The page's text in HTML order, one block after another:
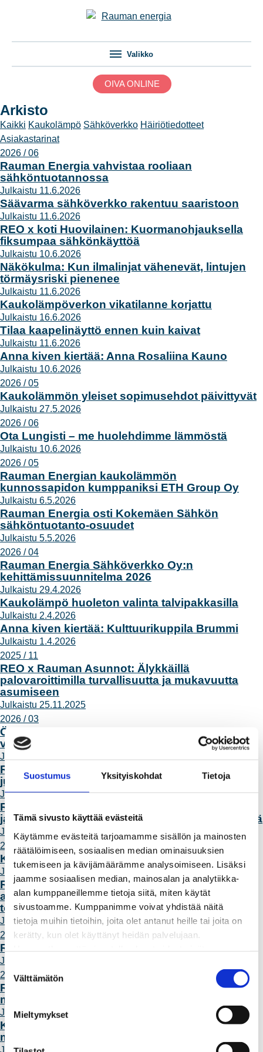
Suostumus Yksityiskohdat Tietoja
Tämä sivusto käyttää evästeitä
Käytämme evästeitä tarjoamamme sisällön ja mainosten
räätälöimiseen, sosiaalisen median ominaisuuksien
tukemiseen ja kävijämäärämme analysoimiseen. Lisäksi
jaamme sosiaalisen median, mainosalan ja analytiikka-
alan kumppaneillemme tietoja siitä, miten käytät
sivustoamme. Kumppanimme voivat yhdistää näitä
tietoja muihin tietoihin, joita olet antanut heille tai joita on
kerätty, kun olet käyttänyt heidän palvelujaan.
S
u
o
t
u
Välttämätön
Mieltymykset
Valikko
OIVA ONLINE
Arkisto
Kaikki Kaukolämpö Sähköverkko Häiriötiedotteet
Asiakastarinat
2026 / 06
Rauman Energia vahvistaa rooliaan
sähköntuotannossa
Julkaistu 11.6.2026
Säävarma sähköverkko rakentuu saaristoon
Julkaistu 11.6.2026
REO x koti Huovilainen: Kuormanohjauksella
fiksumpaa sähkönkäyttöä
Julkaistu 10.6.2026
Näkökulma: Kun ilmalinjat vähenevät, lintujen
törmäysriski pienenee
Julkaistu 11.6.2026
Kaukolämpöverkon vikatilanne korjattu
Julkaistu 16.6.2026
Tilaa kaapelinäyttö ennen kuin kaivat
Julkaistu 11.6.2026
Anna kiven kiertää: Anna Rosaliina Kauno
Julkaistu 10.6.2026
2026 / 05
Kaukolämmön yleiset sopimusehdot päivittyvät
Julkaistu 27.5.2026
2026 / 06
Ota Lungisti – me huolehdimme lämmöstä
Julkaistu 10.6.2026
2026 / 05
Rauman Energian kaukolämmön
kunnossapidon kumppaniksi ETH Group Oy
Julkaistu 6.5.2026
Rauman Energia osti Kokemäen Sähkön
sähköntuotanto-osuudet
Julkaistu 5.5.2026
2026 / 04
Rauman Energia Sähköverkko Oy:n
kehittämissuunnitelma 2026
Julkaistu 29.4.2026
Kaukolämpö huoleton valinta talvipakkasilla
Julkaistu 2.4.2026
Anna kiven kiertää: Kulttuurikuppila Brummi
Julkaistu 1.4.2026
2025 / 11
REO x Rauman Asunnot: Älykkäillä
palovaroittimilla turvallisuutta ja mukavuutta
asumiseen
Julkaistu 25.11.2025
2026 / 03
Öljylämmityksestä luopumiseen
valtionavustusta
Julkaistu 18.3.2026
Rauman Energian vuosikertomus 2025 on
julkaistu – arki toimii ja suunta on selkeä
Julkaistu 27.3.2026
Rauman Biovoiman mittavat investoinnit
jatkuvat – Nyt uudistetaan automaatiojärjestelmä
Julkaistu 10.3.2026
2026 / 02
Kaukolämpö 50 vuotta
Julkaistu 23.2.2026
Rauman Energia paransi tuloksiaan Bondatan
asiakastutkimuksessa – kaukolämpö nousi
toimialavertailun kärkeen
Julkaistu 20.2.2026
2025 / 09
Rauman kaukolämmön tarina on “tylsä”
Julkaistu 15.9.2025
2026 / 02
Rauman Energia mukana energiatehokkuuden
maajoukkueessa
Julkaistu 16.2.2026
Kaapelivika Otan ja Tarvonsaaren alueilla
maanantai yönä 16.2
Julkaistu 16.2.2026